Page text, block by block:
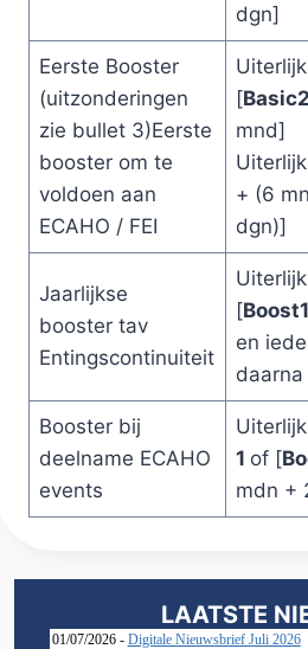
dgn]
Eerste Booster
(uitzonderingen
zie bullet 3)Eerste
booster om te
voldoen aan
ECAHO / FEI
Uiterlijk
[Basic2
mnd]
Uiterlijk
+ (6
dgn)]
Jaarlijkse
booster tav
Entingscontinuiteit
Uiterlijk
[Boost1
en
daarna ​
Booster bij
deelname ECAHO
events
Uiterlijk
1 of [
mdn +
LAATSTE
01/07/2026 - Digitale Nieuwsbrief Juli 2026